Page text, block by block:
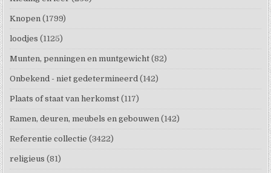
Knopen (1799)
loodjes (1125)
Munten, penningen en muntgewicht (82)
Onbekend - niet gedetermineerd (142)
Plaats of staat van herkomst (117)
Ramen, deuren, meubels en gebouwen (142)
Referentie collectie (3422)
religieus (81)